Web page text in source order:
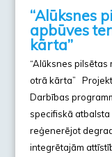
“Alūksnes
apbūves
kārta”
“Alūksnes
otrā kārta”
Darbības
specifiskā atbalsta
reģenerējot
integrētajām